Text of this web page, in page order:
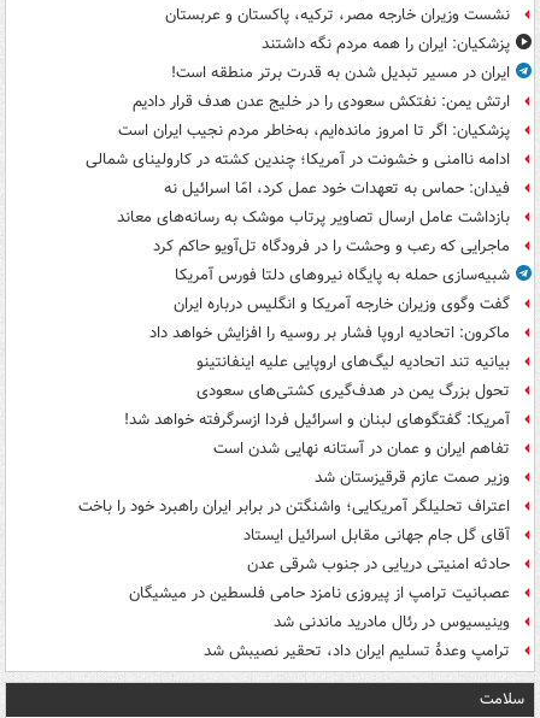
نشست وزیران خارجه مصر، ترکیه، پاکستان و عربستان
پزشکیان: ایران را همه مردم نگه داشتند
ایران در مسیر تبدیل شدن به قدرت برتر منطقه است!
ارتش یمن: نفتکش سعودی را در خلیج عدن هدف قرار دادیم
پزشکیان: اگر تا امروز مانده‌ایم، به‌خاطر مردم نجیب ایران است
ادامه ناامنی و خشونت در آمریکا؛ چندین کشته در کارولینای شمالی
فیدان: حماس به تعهدات خود عمل کرد، امّا اسرائیل نه
بازداشت عامل ارسال تصاویر پرتاب موشک به رسانه‌های معاند
ماجرایی که رعب و وحشت را در فرودگاه تل‌آویو حاکم کرد
شبیه‌سازی حمله به پایگاه نیروهای دلتا فورس آمریکا
گفت وگوی وزیران خارجه آمریکا و انگلیس درباره ایران
ماکرون: اتحادیه اروپا فشار بر روسیه را افزایش خواهد داد
بیانیه تند اتحادیه لیگ‌های اروپایی علیه اینفانتینو
تحول بزرگ یمن در هدف‌گیری کشتی‌های سعودی
آمریکا: گفتگوهای لبنان و اسرائیل فردا ازسرگرفته خواهد شد!
تفاهم ایران و عمان در آستانه نهایی شدن است
وزیر صمت عازم قرقیزستان شد
اعتراف تحلیلگر آمریکایی؛ واشنگتن در برابر ایران راهبرد خود را باخت
آقای گل جام جهانی مقابل اسرائیل ایستاد
حادثه امنیتی دریایی در جنوب شرقی عدن
عصبانیت ترامپ از پیروزی نامزد حامی فلسطین در میشیگان
وینیسیوس در رئال مادرید ماندنی شد
ترامپ وعدۀ تسلیم ایران داد، تحقیر نصیبش شد
سلامت